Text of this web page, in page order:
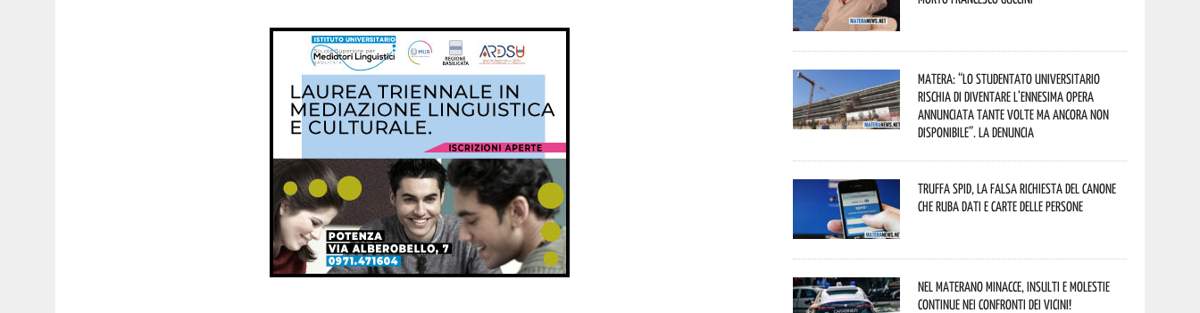
Matera: “Lo studentato universitario
rischia di diventare l’ennesima opera
annunciata tante volte ma ancora non
disponibile”. La denuncia
Truffa Spid, la falsa richiesta del canone
che ruba dati e carte delle persone
Nel materano minacce, insulti e molestie
continue nei confronti dei vicini!